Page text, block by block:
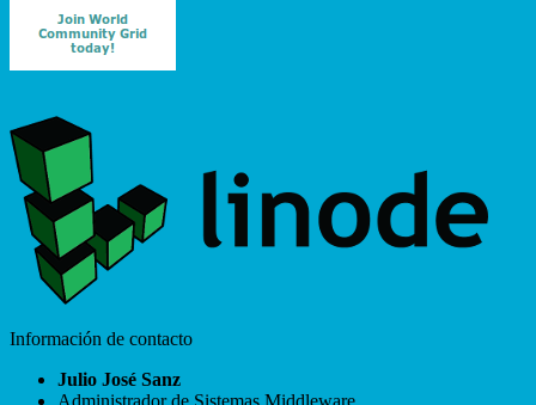
Información de contacto
Julio José Sanz
Administrador de Sistemas Middleware